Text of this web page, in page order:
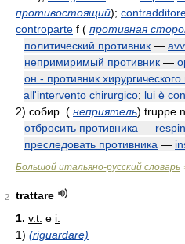
противостоящий);
controparte f ( противная
политический противник —
непримиримый противник —
он - противник
all'intervento chirurgico; lui è
2) собир. ( неприятель) truppe
отбросить противника —
преследовать противника —
Большой итальяно-русский словарь
2
trattare
1. v.t. e i.
1) (riguardare)